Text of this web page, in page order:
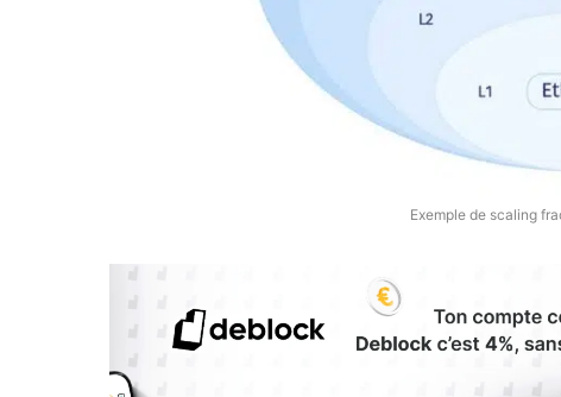
Exemple de scaling